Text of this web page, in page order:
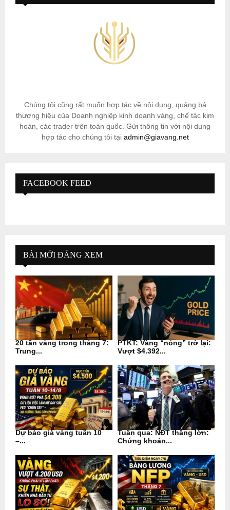
Chúng tôi cũng rất muốn hợp tác về nội dung, quảng bá
thương hiệu của Doanh nghiệp kinh doanh vàng, chế tác kim
hoàn, các trader trên toàn quốc. Gửi thông tin với nội dung
hợp tác cho chúng tôi tại admin@giavang.net
FACEBOOK FEED
BÀI MỚI ĐÁNG XEM
20 tấn vàng trong tháng 7:
Trung...
PTKT: Vàng “nóng” trở lại:
Vượt $4.392...
Dự báo giá vàng tuần 10
–...
Tuần qua: NĐT thắng lớn:
Chứng khoán...